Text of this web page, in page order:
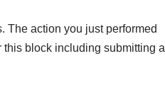
The action you just performed
block including submitting a